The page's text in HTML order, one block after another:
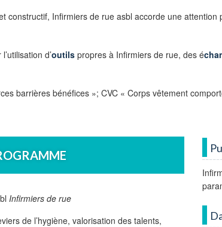
constructif, Infirmiers de rue asbl accorde une
d’outils propres à Infirmiers de rue, des é
barrières bénéfices »; CVC « Corps vêtement
Infirmiers de rue
de l’hygiène, valorisation des talents,